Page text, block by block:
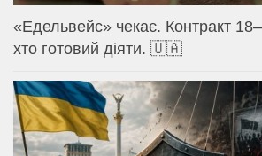
«Едельвейс» чекає. Контракт
хто готовий діяти. 🇺🇦